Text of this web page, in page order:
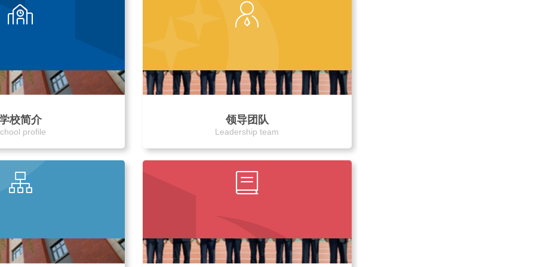
校简介
profile
领导团队
Leadership team